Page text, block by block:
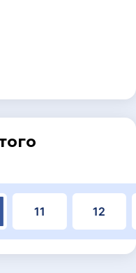
11 12